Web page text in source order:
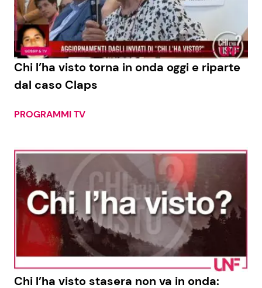
Economia
Persone Scomparse
Fiction e Serie TV
Programmi TV
Reality e Talent
ShowBiz
News Cinema
News Musica
News Spettacolo
Social News
News dal mondo
Chi l’ha visto torna in onda oggi e riparte
dal caso Claps
PROGRAMMI TV
Chi l’ha visto stasera non va in onda: